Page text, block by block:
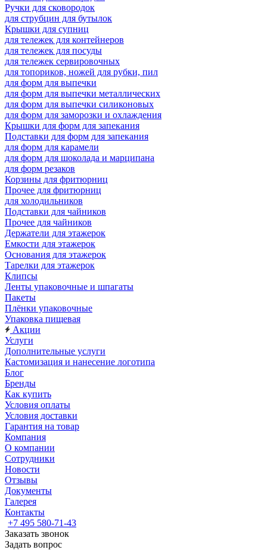
Ручки для сковородок
для струбцин для бутылок
Крышки для супниц
для тележек для контейнеров
для тележек для посуды
для тележек сервировочных
для топориков, ножей для рубки, пил
для форм для выпечки
для форм для выпечки металлических
для форм для выпечки силиконовых
для форм для заморозки и охлаждения
Крышки для форм для запекания
Подставки для форм для запекания
для форм для карамели
для форм для шоколада и марципана
для форм резаков
Корзины для фритюрниц
Прочее для фритюрниц
для холодильников
Подставки для чайников
Прочее для чайников
Держатели для этажерок
Емкости для этажерок
Основания для этажерок
Тарелки для этажерок
Клипсы
Ленты упаковочные и шпагаты
Пакеты
Плёнки упаковочные
Упаковка пищевая
Акции
Услуги
Дополнительные услуги
Кастомизация и нанесение логотипа
Блог
Бренды
Как купить
Условия оплаты
Условия доставки
Гарантия на товар
Компания
О компании
Сотрудники
Новости
Отзывы
Документы
Галерея
Контакты
+7 495 580-71-43
Заказать звонок
Задать вопрос